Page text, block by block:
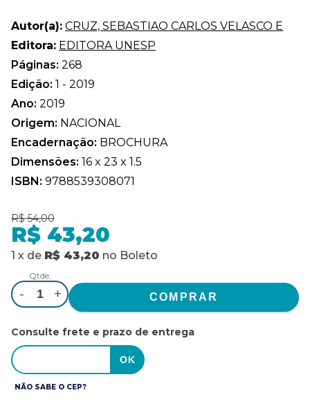
Autor(a): CRUZ, SEBASTIAO CARLOS VELASCO E
Editora: EDITORA UNESP
Páginas: 268
Edição: 1 - 2019
Ano: 2019
Origem: NACIONAL
Encadernação: BROCHURA
Dimensões: 16 x 23 x 1.5
ISBN: 9788539308071
R$ 54,00
R$ 43,20
1 x de R$ 43,20 no Boleto
Qtde.
- +
Consulte frete e prazo de entrega
NÃO SABE O CEP?